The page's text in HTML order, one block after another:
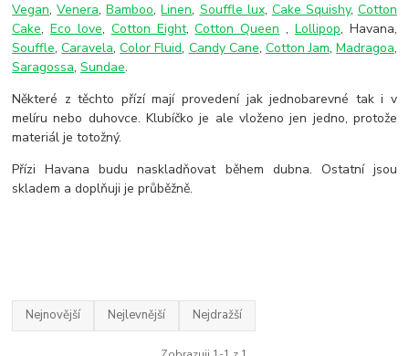
Vegan,Venera,Bamboo,Linen, Souffle lux, Cake Squishy, Cotton
Cake, Eco love, Cotton Eight,Cotton Queen , Lollipop, Havana,
Souffle,Caravela,Color Fluid, Candy Cane, Cotton Jam, Madragoa,
Saragossa,Sundae.
Některé z těchto přízí mají provedení jak jednobarevné tak i v
melíru nebo duhovce. Klubíčko je ale vloženo jen jedno, protože
materiál je totožný.
Přízi Havana budu naskladňovat během dubna. Ostatní jsou
skladem a doplňuji je průběžně.
Nejnovější Nejlevnější Nejdražší